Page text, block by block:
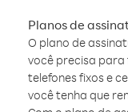
Planos de
O plano de
você precisa
telefones fixos e
você tenha que